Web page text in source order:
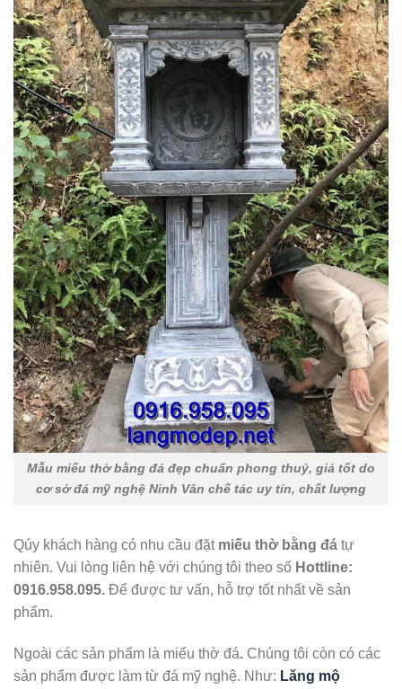
Mẫu miếu thờ bằng đá đẹp chuẩn phong thuỷ, giá tốt do
cơ sở đá mỹ nghệ Ninh Vân chế tác uy tín, chất lượng
Qúy khách hàng có nhu cầu đặt miếu thờ bằng đá tự
nhiên. Vui lòng liên hệ với chúng tôi theo số Hottline:
0916.958.095. Để được tư vấn, hỗ trợ tốt nhất về sản
phẩm.
Ngoài các sản phẩm là miếu thờ đá. Chúng tôi còn có các
sản phẩm được làm từ đá mỹ nghệ. Như: Lăng mộ